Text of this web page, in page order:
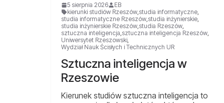
5 sierpnia 2026
EB
kierunki studiów Rzeszów studia informatyczne
studia informatyczne Rzeszów studia inżynierskie
studia inżynierskie Rzeszów studia Rzeszów
sztuczna inteligencja sztuczna inteligencja Rzeszów
Uniwersytet Rzeszowski
Wydział Nauk Ścisłych i Technicznych UR
Sztuczna inteligencja w
Rzeszowie
Kierunek studiów sztuczna inteligencja to